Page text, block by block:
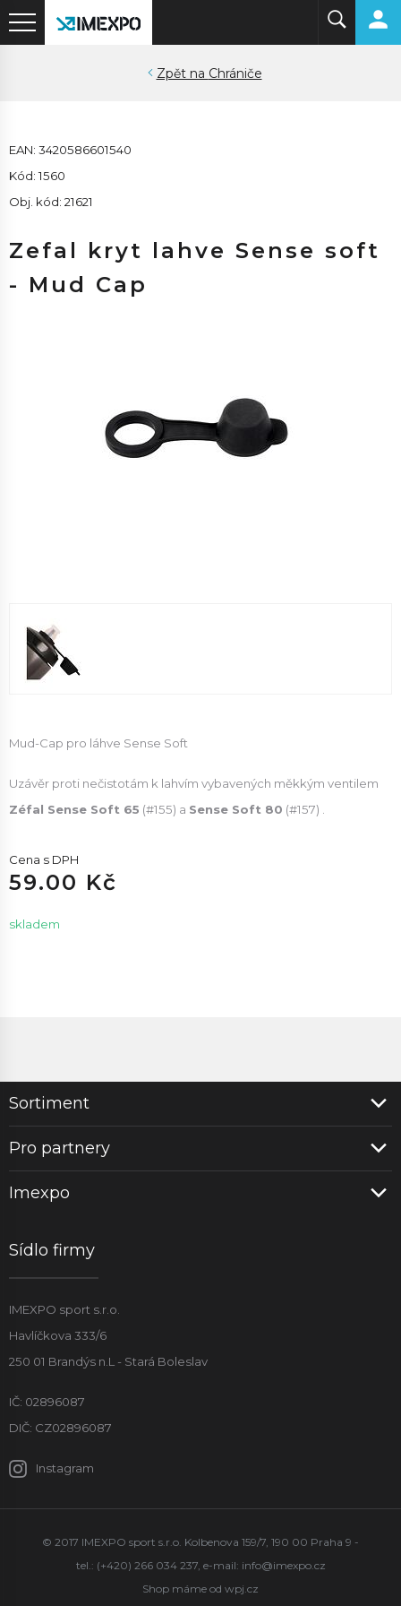
Chrániče
EAN: 3420586601540
Kód: 1560
Obj. kód: 21621
Zefal kryt lahve Sense soft
- Mud Cap
Mud-Cap pro láhve Sense Soft
Uzávěr proti nečistotám k lahvím vybavených měkkým ventilem
Zéfal Sense Soft 65 (#155) a Sense Soft 80 (#157) .
Cena s DPH
59.00 Kč
skladem
Sortiment
Pro partnery
Imexpo
Sídlo firmy
IMEXPO sport s.r.o.
Havlíčkova 333/6
250 01 Brandýs n.L - Stará Boleslav
IČ: 02896087
DIČ: CZ02896087
Instagram
© 2017 IMEXPO sport s.r.o. Kolbenova 159/7, 190 00 Praha 9 -
tel.: (+420) 266 034 237, e-mail: info@imexpo.cz
Shop máme od wpj.cz